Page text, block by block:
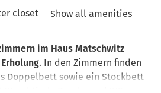
closet Show all amenities
im Haus Matschwitz
. In den Zimmern finden
Doppelbett sowie ein Stockbett